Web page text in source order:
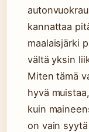
kannattaa
maalaisjärki
vältä yksin
Miten tämä
hyvä
kuin
on vain